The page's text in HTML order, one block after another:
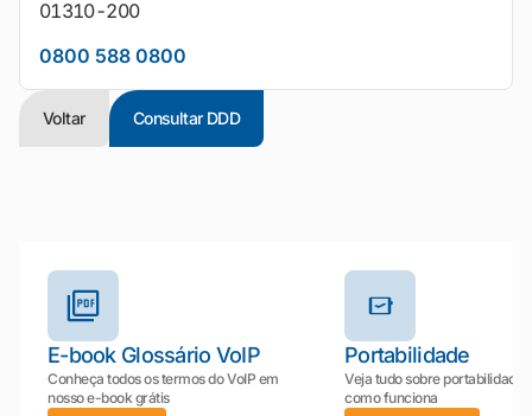
01310-200
0800 588 0800
Voltar Consultar DDD
E-book Glossário VoIP
Conheça todos os termos do VoIP em
nosso e-book grátis
Portabilidade
Veja tudo sobre portabilidade:
como funciona